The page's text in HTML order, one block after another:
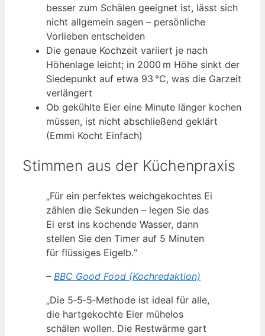
besser zum Schälen geeignet ist, lässt sich
nicht allgemein sagen – persönliche
Vorlieben entscheiden
Die genaue Kochzeit variiert je nach
Höhenlage leicht; in 2000 m Höhe sinkt der
Siedepunkt auf etwa 93 °C, was die Garzeit
verlängert
Ob gekühlte Eier eine Minute länger kochen
müssen, ist nicht abschließend geklärt
(Emmi Kocht Einfach)
Stimmen aus der Küchenpraxis
„Für ein perfektes weichgekochtes Ei
zählen die Sekunden – legen Sie das
Ei erst ins kochende Wasser, dann
stellen Sie den Timer auf 5 Minuten
für flüssiges Eigelb.“
– BBC Good Food (Kochredaktion)
„Die 5‑5‑5‑Methode ist ideal für alle,
die hartgekochte Eier mühelos
schälen wollen. Die Restwärme gart